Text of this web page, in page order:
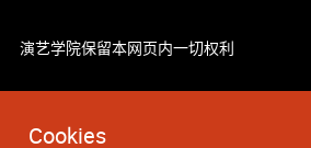
Cookies
演艺学院保留本网页内一切权利